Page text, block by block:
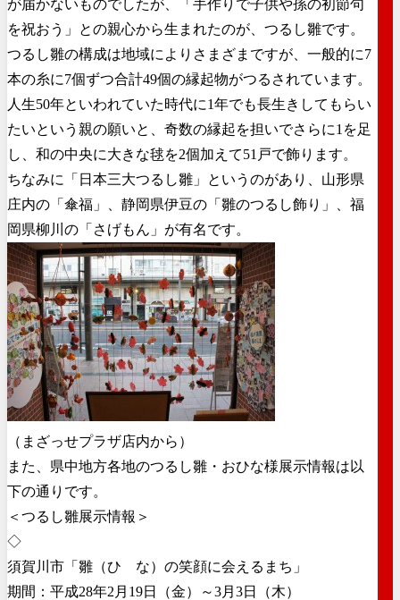
が届かないものでしたが、「手作りで子供や孫の初節句
を祝おう」との親心から生まれたのが、つるし雛です。
つるし雛の構成は地域によりさまざまですが、一般的に7
本の糸に7個ずつ合計49個の縁起物がつるされています。
人生50年といわれていた時代に1年でも長生きしてもらい
たいという親の願いと、奇数の縁起を担いでさらに1を足
し、和の中央に大きな毬を2個加えて51戸で飾ります。
ちなみに「日本三大つるし雛」というのがあり、山形県
庄内の「傘福」、静岡県伊豆の「雛のつるし飾り」、福
岡県柳川の「さげもん」が有名です。
（まざっせプラザ店内から）
また、県中地方各地のつるし雛・おひな様展示情報は以
下の通りです。
＜つるし雛展示情報＞
◇
須賀川市「雛（ひゝな）の笑顔に会えるまち」
期間：平成28年2月19日（金）～3月3日（木）